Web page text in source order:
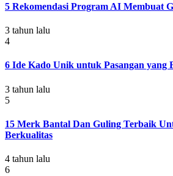
5 Rekomendasi Program AI Membuat
3 tahun lalu
4
6 Ide Kado Unik untuk Pasangan yang
3 tahun lalu
5
15 Merk Bantal Dan Guling Terbaik
Berkualitas
4 tahun lalu
6